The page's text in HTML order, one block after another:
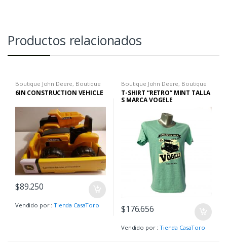
Productos relacionados
Boutique John Deere, Boutique
John Deere
6IN CONSTRUCTION VEHICLE
$89.250
Vendido por :Tienda CasaToro
Boutique John Deere, Boutique
John Deere,Camisetas H,
Hombre
T-SHIRT “RETRO” MINT TALLA
S MARCA VOGELE
$176.656
Vendido por :Tienda CasaToro